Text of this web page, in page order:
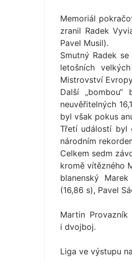
Memoriál
zranil Radek
Pavel Musil).
Smutný Radek
letošních
Mistrovství
Další
neuvěřitelných
byl však pokus
Třetí událostí byl
národním
Celkem sedm
kromě vítězného
blanenský
(16,86 s), Pavel
Martin
i dvojboj.
Liga ve výstupu